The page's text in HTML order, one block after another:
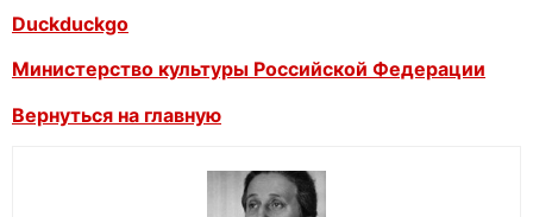
Duckduckgo
Министерство культуры Российской Федерации
Вернуться на главную